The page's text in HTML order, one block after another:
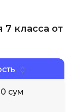
класса от
сум